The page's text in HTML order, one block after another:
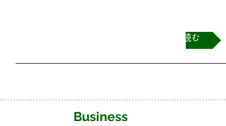
続きを読む
Business